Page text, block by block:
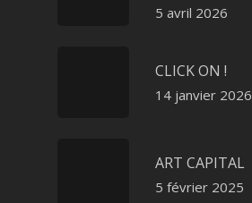
5 avril 2026
CLICK ON !
14 janvier 2026
ART CAPITAL
5 février 2025